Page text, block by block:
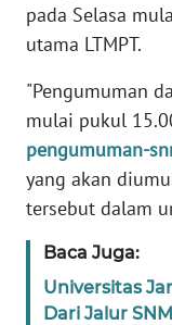
pada Selasa
utama LTMPT.
"Pengumuman
mulai pukul
pengumuman-
yang akan
tersebut dalam
Baca Juga:
Universitas
Dari Jalur
WN
JABAR
WN
BANTEN
WN
NTT
WN
KEPRI